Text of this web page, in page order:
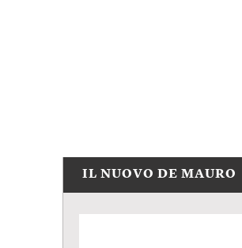
IL NUOVO DE MAURO